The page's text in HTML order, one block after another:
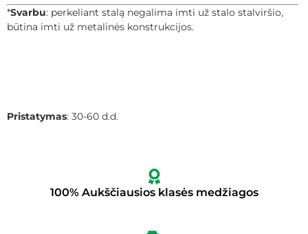
*Svarbu: perkeliant stalą negalima imti už stalo stalviršio,
būtina imti už metalinės konstrukcijos.
Pristatymas: 30-60 d.d.
100% Aukščiausios klasės medžiagos